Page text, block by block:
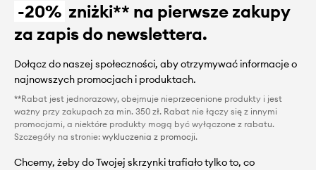
-20% zniżki** na pierwsze zakupy
za zapis do newslettera.
Dołącz do naszej społeczności, aby otrzymywać informacje o
najnowszych promocjach i produktach.
**Rabat jest jednorazowy, obejmuje nieprzecenione produkty i jest
ważny przy zakupach za min. 350 zł. Rabat nie łączy się z innymi
promocjami, a niektóre produkty mogą być wyłączone z rabatu.
Szczegóły na stronie: wykluczenia z promocji.
Chcemy, żeby do Twojej skrzynki trafiało tylko to, co